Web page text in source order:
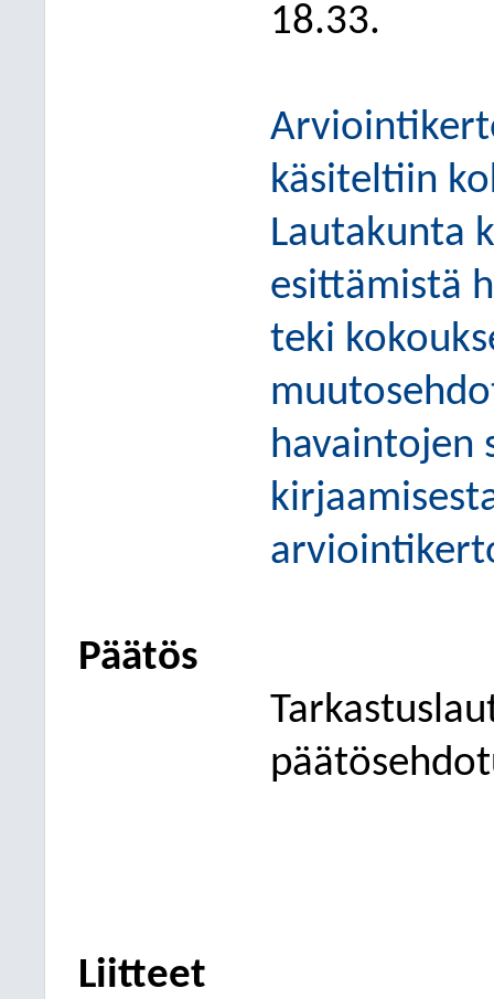
18.33.
käsiteltiin
Lautakunta
esittämistä
teki kok
havaintojen
Päätös
Liitteet